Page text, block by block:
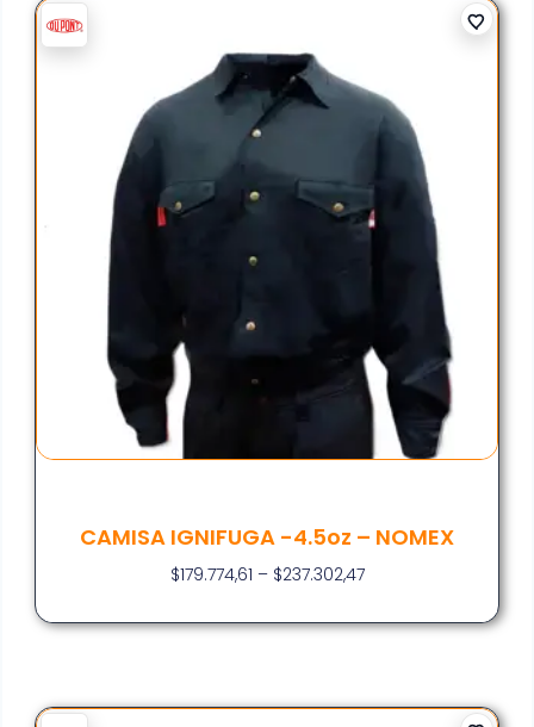
CAMISA IGNIFUGA -4.5oz – NOMEX
$179.774,61 – $237.302,47